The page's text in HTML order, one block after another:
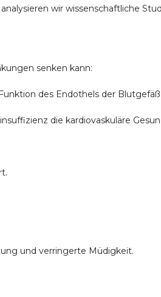
wir wissenschaftliche
senken kann:
des Endothels der
die kardiovaskuläre
und verringerte Müdigkeit.